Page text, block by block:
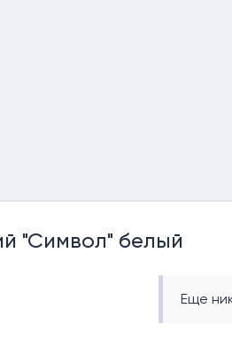
"Символ" белый
Еще